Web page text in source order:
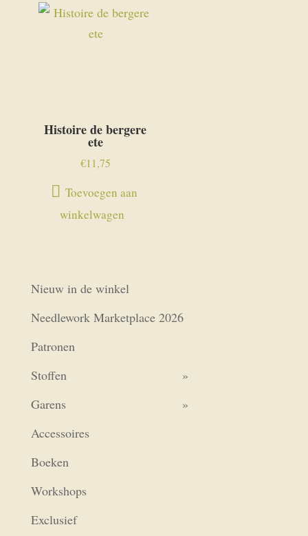
Histoire de bergere
ete
€11,75
Toevoegen aan
winkelwagen
Nieuw in de winkel
Needlework Marketplace 2026
Patronen
Stoffen
Garens
Accessoires
Boeken
Workshops
Exclusief